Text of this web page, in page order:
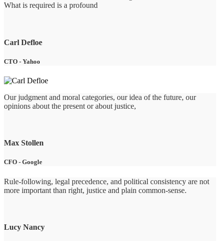
What is required is a profound
Carl Defloe
CTO - Yahoo
Our judgment and moral categories, our idea of the future, our
opinions about the present or about justice,
Max Stollen
CFO - Google
Rule-following, legal precedence, and political consistency are not
more important than right, justice and plain common-sense.
Lucy Nancy